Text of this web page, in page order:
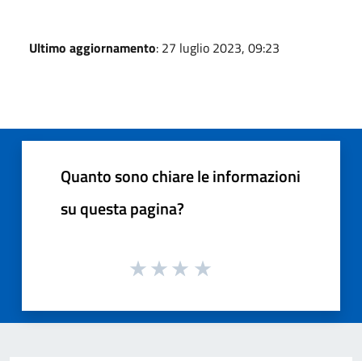
Ultimo aggiornamento: 27 luglio 2023, 09:23
Quanto sono chiare le informazioni
su questa pagina?